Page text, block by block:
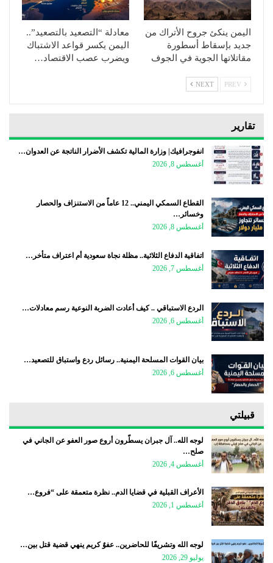
اليمن ينكئ جروح الأتراك من
جديد بإسقاط أسطورة
مقاتلاتها الجوية في الجوف
معادلة “التصعيد بالتصعيد”..
اليمن يكسر قواعد الاشتباك
ويضرب عصب الاقتصاد…
NEXT
تقارير
انفوجرافيك| وزارة المالية تكشف الأضرار الناتجة عن العدوان…
أغسطس 8, 2026
القطاع السمكي اليمني.. 12 عاماً من الاستنزاف والحصار
وخسائر…
أغسطس 8, 2026
اتفاقية الدفاع الثلاثية.. مظلة نجاة سعودية أم اعتراف متأخر…
أغسطس 7, 2026
الردع الاستباقي .. كيف أعادت الضربة النوعية رسم معادلات…
أغسطس 6, 2026
بيان القوات المسلحة اليمنية.. رسائل ردع واستباق للتصعيد…
أغسطس 6, 2026
قبيلتي
لوجه الله.. آل جبران يسطّرون أروع صور العفو عن الجاني في
صلح…
أغسطس 4, 2026
الأعراف القبلية في قضايا الدم.. نظرة متعمقة على “فروع…
أغسطس 1, 2026
لوجه الله وتشريفًا للحاضرين.. عفوٌ كريم ينهي قضية قتل بين…
يوليو 29, 2026